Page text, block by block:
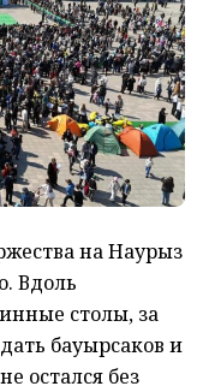
на Наурыз
Вдоль
столы, за
бауырсаков и
остался без